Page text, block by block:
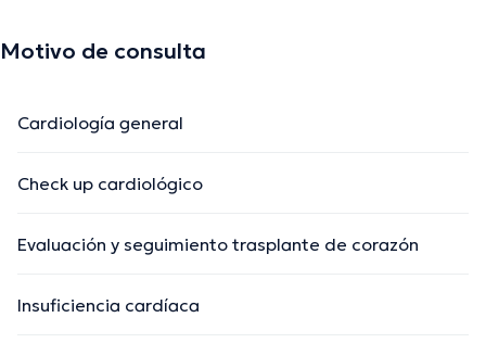
Motivo de consulta
Cardiología general
Check up cardiológico
Evaluación y seguimiento trasplante de corazón
Insuficiencia cardíaca